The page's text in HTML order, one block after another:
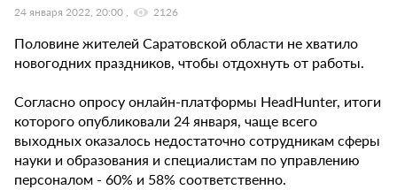
24 января 2022, 20:00 2126
Половине жителей Саратовской области не хватило
новогодних праздников, чтобы отдохнуть от работы.
Согласно опросу онлайн-платформы HeadHunter, итоги
которого опубликовали 24 января, чаще всего
выходных оказалось недостаточно сотрудникам сферы
науки и образования и специалистам по управлению
персоналом - 60% и 58% соответственно.